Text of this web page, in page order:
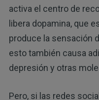
activa el centro de
libera dopamina, que
produce la sensación
esto también causa
depresión y otras
Pero, si las redes